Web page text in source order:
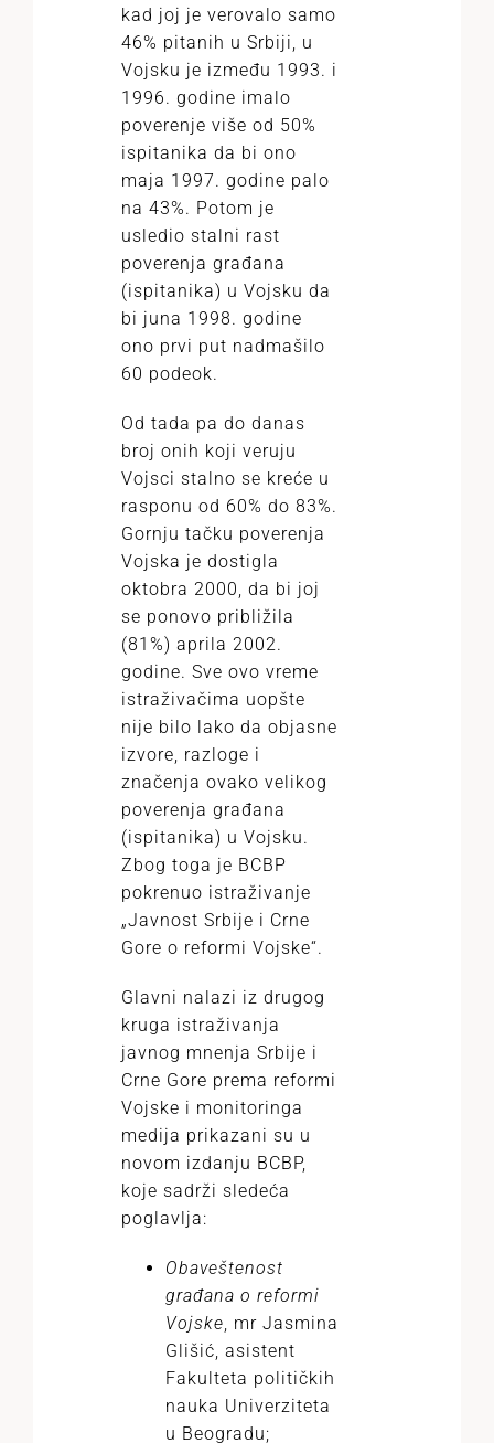
kad joj je verovalo samo
46% pitanih u Srbiji, u
Vojsku je između 1993. i
1996. godine imalo
poverenje više od 50%
ispitanika da bi ono
maja 1997. godine palo
na 43%. Potom je
usledio stalni rast
poverenja građana
(ispitanika) u Vojsku da
bi juna 1998. godine
ono prvi put nadmašilo
60 podeok.
Od tada pa do danas
broj onih koji veruju
Vojsci stalno se kreće u
rasponu od 60% do 83%.
Gornju tačku poverenja
Vojska je dostigla
oktobra 2000, da bi joj
se ponovo približila
(81%) aprila 2002.
godine. Sve ovo vreme
istraživačima uopšte
nije bilo lako da objasne
izvore, razloge i
značenja ovako velikog
poverenja građana
(ispitanika) u Vojsku.
Zbog toga je BCBP
pokrenuo istraživanje
„Javnost Srbije i Crne
Gore o reformi Vojske“.
Glavni nalazi iz drugog
kruga istraživanja
javnog mnenja Srbije i
Crne Gore prema reformi
Vojske i monitoringa
medija prikazani su u
novom izdanju BCBP,
koje sadrži sledeća
poglavlja:
Obaveštenost
građana o reformi
Vojske, mr Jasmina
Glišić, asistent
Fakulteta političkih
nauka Univerziteta
u Beogradu;